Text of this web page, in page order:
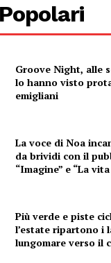
Groove Night, alle
lo hanno visto
emigliani
La voce di Noa
da brividi con il
“Imagine” e “La
Più verde e piste
l’estate ripartono i
lungomare verso il